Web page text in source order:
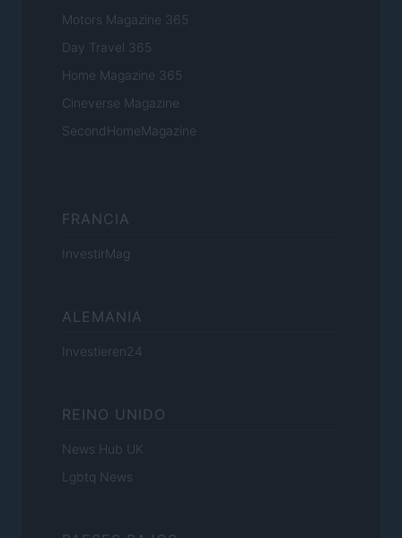
Motors Magazine 365
Day Travel 365
Home Magazine 365
Cineverse Magazine
SecondHomeMagazine
FRANCIA
InvestirMag
ALEMANIA
Investieren24
REINO UNIDO
News Hub UK
Lgbtq News